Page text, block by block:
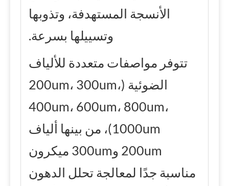
الأنسجة المستهدفة، وتذوبها
وتسييلها بسرعة.
تتوفر مواصفات متعددة للألياف
الضوئية (200um، 300um،
400um، 600um، 800um،
1000um)، من بينها ألياف
200um و300um ميكرون
مناسبة جدًا لمعالجة تحلل الدهون